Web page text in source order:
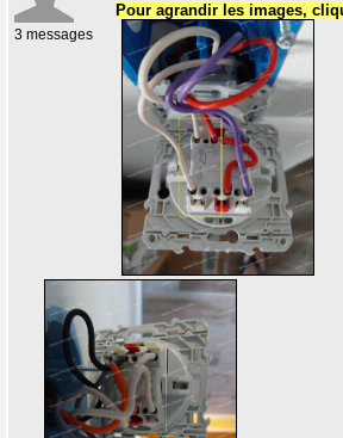
3 messages
Pour agrandir les images,